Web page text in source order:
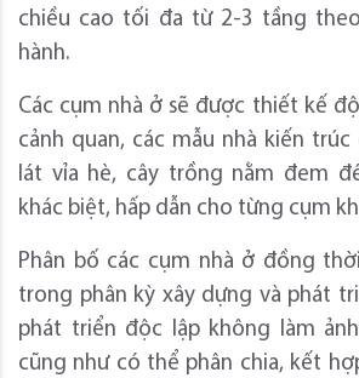
chiều cao tối đa từ 2-3 tầng
hành.
Các cụm nhà ở sẽ được thiết kế
cảnh quan, các mẫu nhà kiến
lát vỉa hè, cây trồng nằm đem
khác biệt, hấp dẫn cho từng cụm
Phân bố các cụm nhà ở đồng
trong phân kỳ xây dựng và phát
phát triển độc lập không làm
cũng như có thể phân chia, kết